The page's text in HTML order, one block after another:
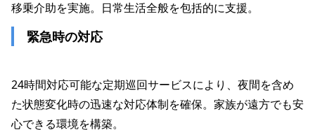
緊急時の対応
24時間対応可能な定期巡回サービスにより、夜間を含め
た状態変化時の迅速な対応体制を確保。家族が遠方でも安